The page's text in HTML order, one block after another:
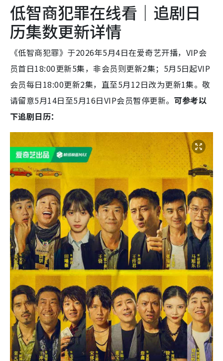
低智商犯罪在线看｜追剧日
历集数更新详情
《低智商犯罪》于2026年5月4日在爱奇艺开播，VIP会
员首日18:00更新5集，非会员则更新2集；5月5日起VIP
会员每日18:00更新2集，直至5月12日改为更新1集。敬
请留意5月14日至5月16日VIP会员暂停更新。 可参考以
下追剧日历：